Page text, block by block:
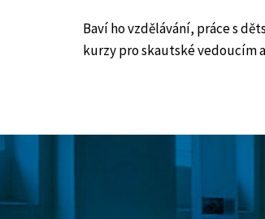
Baví ho vzdělávání, práce s
kurzy pro skautské vedoucím